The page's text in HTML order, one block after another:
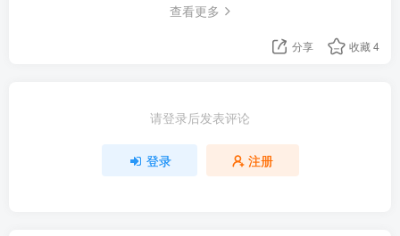
查看更多
分享 收藏4
请登录后发表评论
登录 注册